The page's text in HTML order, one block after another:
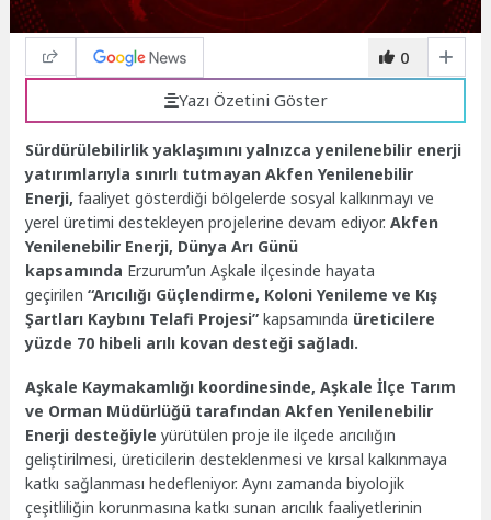
0
Yazı Özetini Göster
Sürdürülebilirlik yaklaşımını yalnızca yenilenebilir enerji
yatırımlarıyla sınırlı tutmayan Akfen Yenilenebilir
Enerji,faaliyet gösterdiği bölgelerde sosyal kalkınmayı ve
yerel üretimi destekleyen projelerine devam ediyor.Akfen
Yenilenebilir Enerji, Dünya Arı Günü
kapsamında Erzurum’un Aşkale ilçesinde hayata
geçirilen“Arıcılığı Güçlendirme, Koloni Yenileme ve Kış
Şartları Kaybını Telafi Projesi” kapsamında üreticilere
yüzde 70 hibeli arılı kovan desteği sağladı.
Aşkale Kaymakamlığı koordinesinde, Aşkale İlçe Tarım
ve Orman Müdürlüğü tarafından Akfen Yenilenebilir
Enerji desteğiyleyürütülen proje ile ilçede arıcılığın
geliştirilmesi, üreticilerin desteklenmesi ve kırsal kalkınmaya
katkı sağlanması hedefleniyor. Aynı zamanda biyolojik
çeşitliliğin korunmasına katkı sunan arıcılık faaliyetlerinin